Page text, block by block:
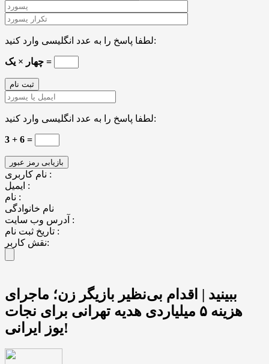
لطفا پاسخ را به عدد انگلیسی وارد کنید:
چهار × یک =
لطفا پاسخ را به عدد انگلیسی وارد کنید:
3 + 6 =
نام کاربری :
ایمیل :
نام :
نام خانوادگی
آدرس وب سایت :
تاریخ ثبت نام :
نقش کاربر:
ببینید | اقدام بی‌نظیر بازیگر زن؛ ماجرای
هزینه ۵ میلیاردی هدیه تهرانی برای نجات
یوز ایرانی!